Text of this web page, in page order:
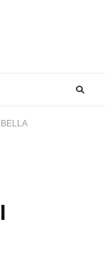
BELLA